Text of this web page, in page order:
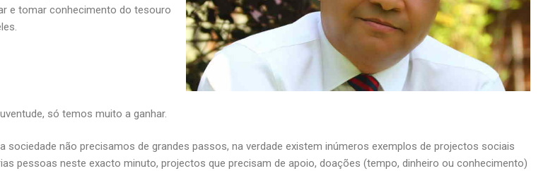
e tomar conhecimento do tesouro
só temos muito a ganhar.
sociedade não precisamos de grandes passos, na verdade existem inúmeros exemplos de projectos sociais
pessoas neste exacto minuto, projectos que precisam de apoio, doações (tempo, dinheiro ou conhecimento)